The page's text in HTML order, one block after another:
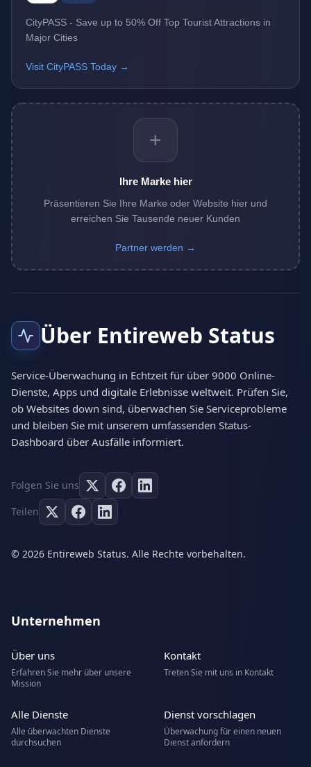
CityPASS - Save up to 50% Off Top Tourist Attractions in
Major Cities
Visit CityPASS Today →
+
Ihre Marke hier
Präsentieren Sie Ihre Marke oder Website hier und
erreichen Sie Tausende neuer Kunden
Partner werden →
Über Entireweb Status
Service-Überwachung in Echtzeit für über 9000 Online-
Dienste, Apps und digitale Erlebnisse weltweit. Prüfen Sie,
ob Websites down sind, überwachen Sie Serviceprobleme
und bleiben Sie mit unserem umfassenden Status-
Dashboard über Ausfälle informiert.
Folgen Sie uns
Teilen
© 2026 Entireweb Status. Alle Rechte vorbehalten.
Unternehmen
Über uns
Erfahren Sie mehr über unsere
Mission
Kontakt
Treten Sie mit uns in Kontakt
Alle Dienste
Alle überwachten Dienste
durchsuchen
Dienst vorschlagen
Überwachung für einen neuen
Dienst anfordern